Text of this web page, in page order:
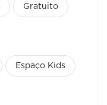
Gratuito
Espaço Kids